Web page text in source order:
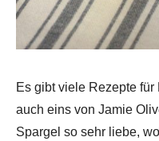
Es gibt viele Rezepte
auch eins von Jamie
Spargel so sehr liebe,